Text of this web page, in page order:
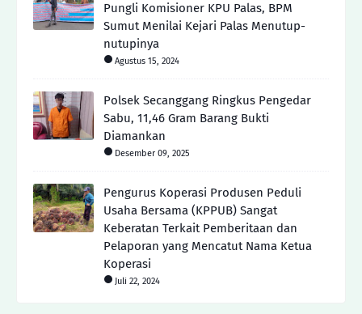
Pungli Komisioner KPU Palas, BPM
Sumut Menilai Kejari Palas Menutup-
nutupinya
Agustus 15, 2024
Polsek Secanggang Ringkus Pengedar
Sabu, 11,46 Gram Barang Bukti
Diamankan
Desember 09, 2025
Pengurus Koperasi Produsen Peduli
Usaha Bersama (KPPUB) Sangat
Keberatan Terkait Pemberitaan dan
Pelaporan yang Mencatut Nama Ketua
Koperasi
Juli 22, 2024